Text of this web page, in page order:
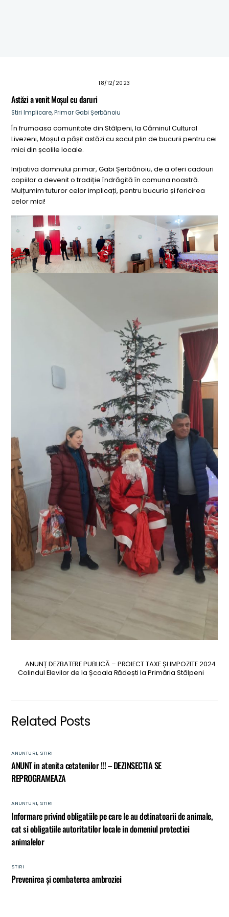
18/12/2023
Astăzi a venit Moșul cu daruri
Stiri Implicare,Primar Gabi Șerbănoiu
În frumoasa comunitate din Stâlpeni, la Căminul Cultural
Livezeni, Moșul a pășit astăzi cu sacul plin de bucurii pentru cei
mici din școlile locale.
Inițiativa domnului primar, Gabi Șerbănoiu, de a oferi cadouri
copiilor a devenit o tradiție îndrăgită în comuna noastră.
Mulțumim tuturor celor implicați, pentru bucuria și fericirea
celor mici!
ANUNȚ DEZBATERE PUBLICĂ – PROIECT TAXE ȘI IMPOZITE 2024
Colindul Elevilor de la Școala Rădești la Primăria Stâlpeni
Related Posts
ANUNTURI, STIRI
ANUNT in atenita cetatenilor !!! – DEZINSECTIA SE
REPROGRAMEAZA
ANUNTURI, STIRI
Informare privind obligatiile pe care le au detinatoarii de animale,
cat si obligatiile autoritatilor locale in domeniul protectiei
animalelor
STIRI
Prevenirea și combaterea ambroziei